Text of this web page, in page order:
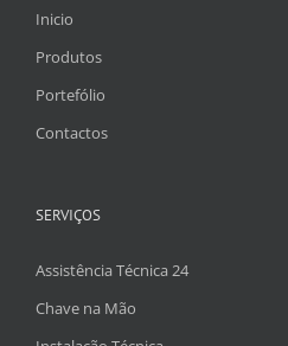
Inicio
Produtos
Portefólio
Contactos
SERVIÇOS
Assistência Técnica 24
Chave na Mão